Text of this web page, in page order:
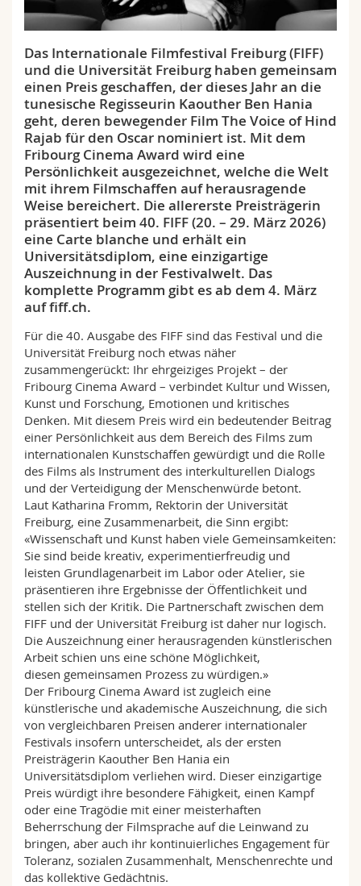
Math.-Nat. und Med. Fak.
Interfakultär
Mitarbeitende
Doktorierende
Webmail
Vorlesungsverzeichnis
MyUnifr
Das Internationale Filmfestival Freiburg (FIFF)
und die Universität Freiburg haben gemeinsam
einen Preis geschaffen, der dieses Jahr an die
tunesische Regisseurin Kaouther Ben Hania
geht, deren bewegender Film The Voice of Hind
Rajab für den Oscar nominiert ist. Mit dem
Fribourg Cinema Award wird eine
Persönlichkeit ausgezeichnet, welche die Welt
mit ihrem Filmschaffen auf herausragende
Weise bereichert. Die allererste Preisträgerin
präsentiert beim 40. FIFF (20. – 29. März 2026)
eine Carte blanche und erhält ein
Universitätsdiplom, eine einzigartige
Auszeichnung in der Festivalwelt. Das
komplette Programm gibt es ab dem 4. März
auf fiff.ch.
Für die 40. Ausgabe des FIFF sind das Festival und die
Universität Freiburg noch etwas näher
zusammengerückt: Ihr ehrgeiziges Projekt – der
Fribourg Cinema Award – verbindet Kultur und Wissen,
Kunst und Forschung, Emotionen und kritisches
Denken. Mit diesem Preis wird ein bedeutender Beitrag
einer Persönlichkeit aus dem Bereich des Films zum
internationalen Kunstschaffen gewürdigt und die Rolle
des Films als Instrument des interkulturellen Dialogs
und der Verteidigung der Menschenwürde betont.
Laut Katharina Fromm, Rektorin der Universität
Freiburg, eine Zusammenarbeit, die Sinn ergibt:
«Wissenschaft und Kunst haben viele Gemeinsamkeiten:
Sie sind beide kreativ, experimentierfreudig und
leisten Grundlagenarbeit im Labor oder Atelier, sie
präsentieren ihre Ergebnisse der Öffentlichkeit und
stellen sich der Kritik. Die Partnerschaft zwischen dem
FIFF und der Universität Freiburg ist daher nur logisch.
Die Auszeichnung einer herausragenden künstlerischen
Arbeit schien uns eine schöne Möglichkeit,
diesen gemeinsamen Prozess zu würdigen.»
Der Fribourg Cinema Award ist zugleich eine
künstlerische und akademische Auszeichnung, die sich
von vergleichbaren Preisen anderer internationaler
Festivals insofern unterscheidet, als der ersten
Preisträgerin Kaouther Ben Hania ein
Universitätsdiplom verliehen wird. Dieser einzigartige
Preis würdigt ihre besondere Fähigkeit, einen Kampf
oder eine Tragödie mit einer meisterhaften
Beherrschung der Filmsprache auf die Leinwand zu
bringen, aber auch ihr kontinuierliches Engagement für
Toleranz, sozialen Zusammenhalt, Menschenrechte und
das kollektive Gedächtnis.